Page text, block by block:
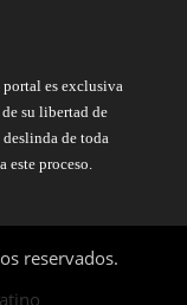
es exclusiva
su libertad de
de toda
este proceso.
reservados.